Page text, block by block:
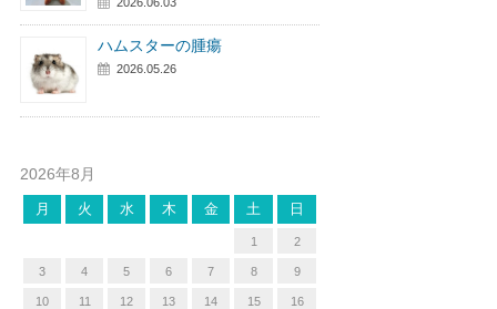
ハムスターの腫瘍
2026.05.26
2026年8月
月 火 水 木 金 土 日
1 2
3 4 5 6 7 8 9
10 11 12 13 14 15 16